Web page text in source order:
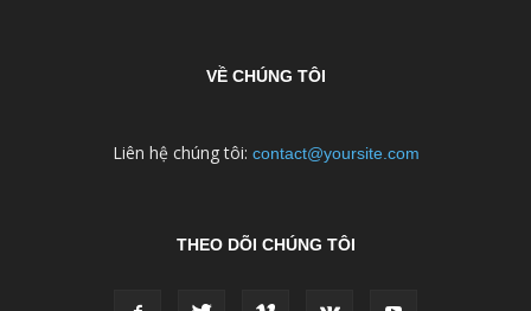
VỀ CHÚNG TÔI
Liên hệ chúng tôi: contact@yoursite.com
THEO DÕI CHÚNG TÔI